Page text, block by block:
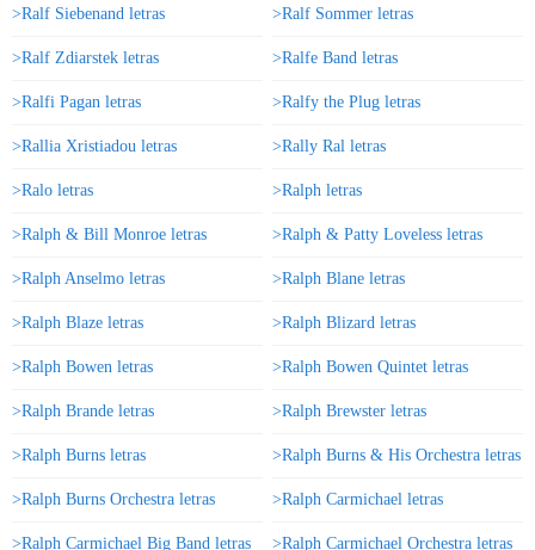
>Ralf Siebenand letras >Ralf Sommer letras
>Ralf Zdiarstek letras >Ralfe Band letras
>Ralfi Pagan letras >Ralfy the Plug letras
>Rallia Xristiadou letras >Rally Ral letras
>Ralo letras >Ralph letras
>Ralph & Bill Monroe letras >Ralph & Patty Loveless letras
>Ralph Anselmo letras >Ralph Blane letras
>Ralph Blaze letras >Ralph Blizard letras
>Ralph Bowen letras >Ralph Bowen Quintet letras
>Ralph Brande letras >Ralph Brewster letras
>Ralph Burns letras >Ralph Burns & His Orchestra letras
>Ralph Burns Orchestra letras >Ralph Carmichael letras
>Ralph Carmichael Big Band letras >Ralph Carmichael Orchestra letras